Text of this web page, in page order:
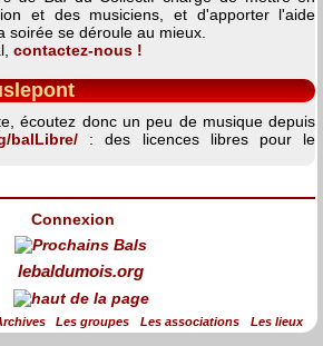
et des musiciens, et d'apporter l'aide
soirée se déroule au mieux.
contactez-nous !
écoutez donc un peu de musique depuis
balLibre/: des licences libres pour le
Connexion
lebaldumois.org
Les groupes Les associations Les lieux